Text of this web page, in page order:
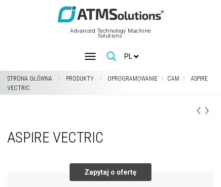
Advanced Technology Machine
Solutions
PL
STRONA GŁÓWNA PRODUKTY OPROGRAMOWANIE CAM
ASPIRE
VECTRIC
ASPIRE VECTRIC
Zapytaj o ofertę